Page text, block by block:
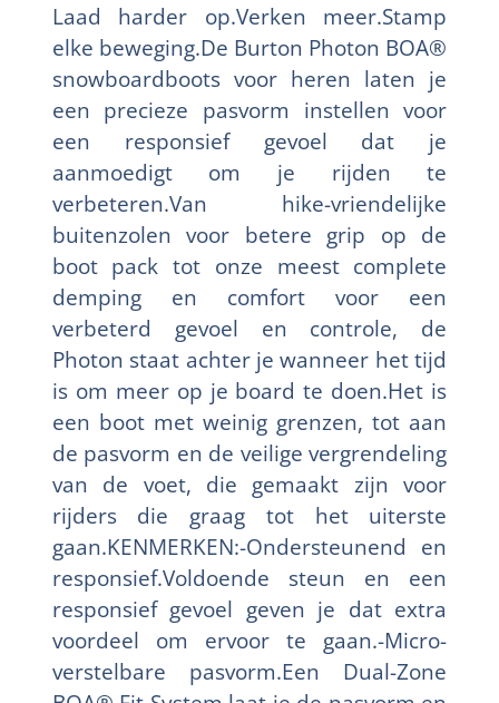
Laad harder op.Verken meer.Stamp
elke beweging.De Burton Photon BOA®
snowboardboots voor heren laten je
een precieze pasvorm instellen voor
een responsief gevoel dat je
aanmoedigt om je rijden te
verbeteren.Van hike-vriendelijke
buitenzolen voor betere grip op de
boot pack tot onze meest complete
demping en comfort voor een
verbeterd gevoel en controle, de
Photon staat achter je wanneer het tijd
is om meer op je board te doen.Het is
een boot met weinig grenzen, tot aan
de pasvorm en de veilige vergrendeling
van de voet, die gemaakt zijn voor
rijders die graag tot het uiterste
gaan.KENMERKEN:-Ondersteunend en
responsief.Voldoende steun en een
responsief gevoel geven je dat extra
voordeel om ervoor te gaan.-Micro-
verstelbare pasvorm.Een Dual-Zone